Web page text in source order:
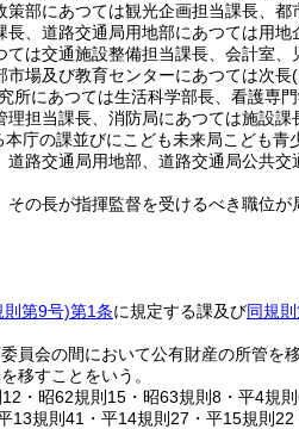
部にあつては観光企画担当課長、
、道路交通局用地部にあつては用
は交通施設整備担当課長、会計室
場及び教育センターにあつては次長
所にあつては生活科学部長、看護専
担当課長、消防局にあつては施設課
本庁の課並びにこども未来局こども
路交通局用地部、道路交通局公共
その長が指揮監督を受けるべき職位
第9号)第1条に規定する課及び同規
員会の間において公有財産の所管を移
移すことをいう。
・昭62規則15・昭63規則8・平4規
規則41・平14規則27・平15規則